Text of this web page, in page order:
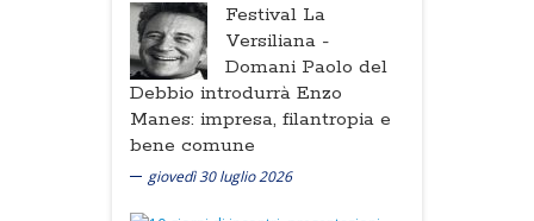
Festival La
Versiliana -
Domani Paolo del
Debbio introdurrà Enzo
Manes: impresa, filantropia e
bene comune
giovedì 30 luglio 2026